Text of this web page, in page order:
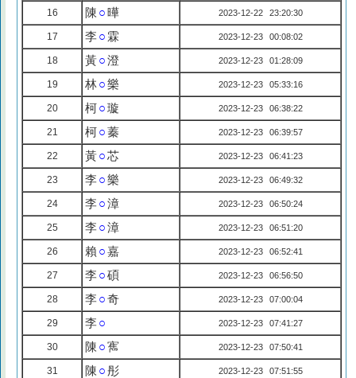
16 陳 ○ 曄 2023-12-22 23:20:30
17 李○ 霖 2023-12-23 00:08:02
18 黃○澄 2023-12-23 01:28:09
19 林○樂 2023-12-23 05:33:16
20 柯○璇 2023-12-23 06:38:22
21 柯○蓁 2023-12-23 06:39:57
22 黃○芯 2023-12-23 06:41:23
23 李○樂 2023-12-23 06:49:32
24 李○漳 2023-12-23 06:50:24
25 李○漳 2023-12-23 06:51:20
26 賴 ○嘉 2023-12-23 06:52:41
27 李○碩 2023-12-23 06:56:50
28 李○奇 2023-12-23 07:00:04
29 李○ 2023-12-23 07:41:27
30 陳 ○寯 2023-12-23 07:50:41
31 陳 ○彤 2023-12-23 07:51:55